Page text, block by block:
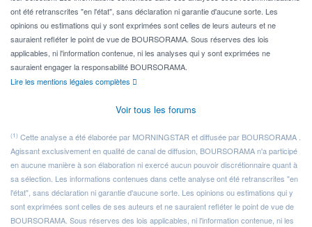
ont été retranscrites "en l'état", sans déclaration ni garantie d'aucune sorte. Les
opinions ou estimations qui y sont exprimées sont celles de leurs auteurs et ne
sauraient refléter le point de vue de BOURSORAMA. Sous réserves des lois
applicables, ni l'information contenue, ni les analyses qui y sont exprimées ne
sauraient engager la responsabilité BOURSORAMA.
Lire les mentions légales complètes
Voir tous les forums
(1) Cette analyse a été élaborée par MORNINGSTAR et diffusée par BOURSORAMA .
Agissant exclusivement en qualité de canal de diffusion, BOURSORAMA n'a participé
en aucune manière à son élaboration ni exercé aucun pouvoir discrétionnaire quant à
sa sélection. Les informations contenues dans cette analyse ont été retranscrites "en
l'état", sans déclaration ni garantie d'aucune sorte. Les opinions ou estimations qui y
sont exprimées sont celles de ses auteurs et ne sauraient refléter le point de vue de
BOURSORAMA. Sous réserves des lois applicables, ni l'information contenue, ni les